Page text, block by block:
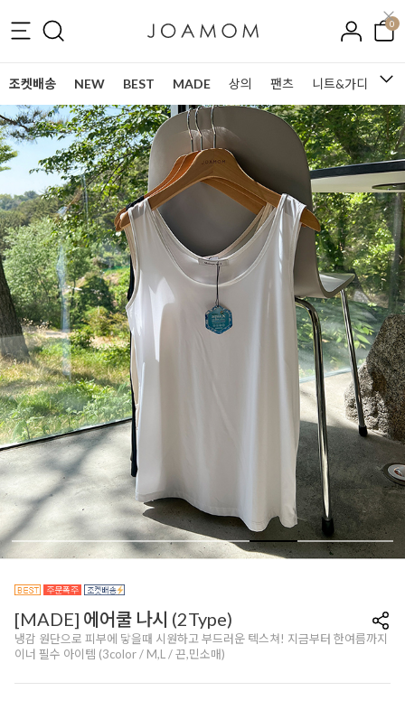
0
조켓배송 NEW BEST MADE 상의 팬츠 니트&가디건
[MADE] 에어쿨 나시 (2Type)
냉감 원단으로 피부에 닿을때 시원하고 부드러운 텍스쳐! 지금부터 한여름까지
이너 필수 아이템 (3color / M,L / 끈,민소매)